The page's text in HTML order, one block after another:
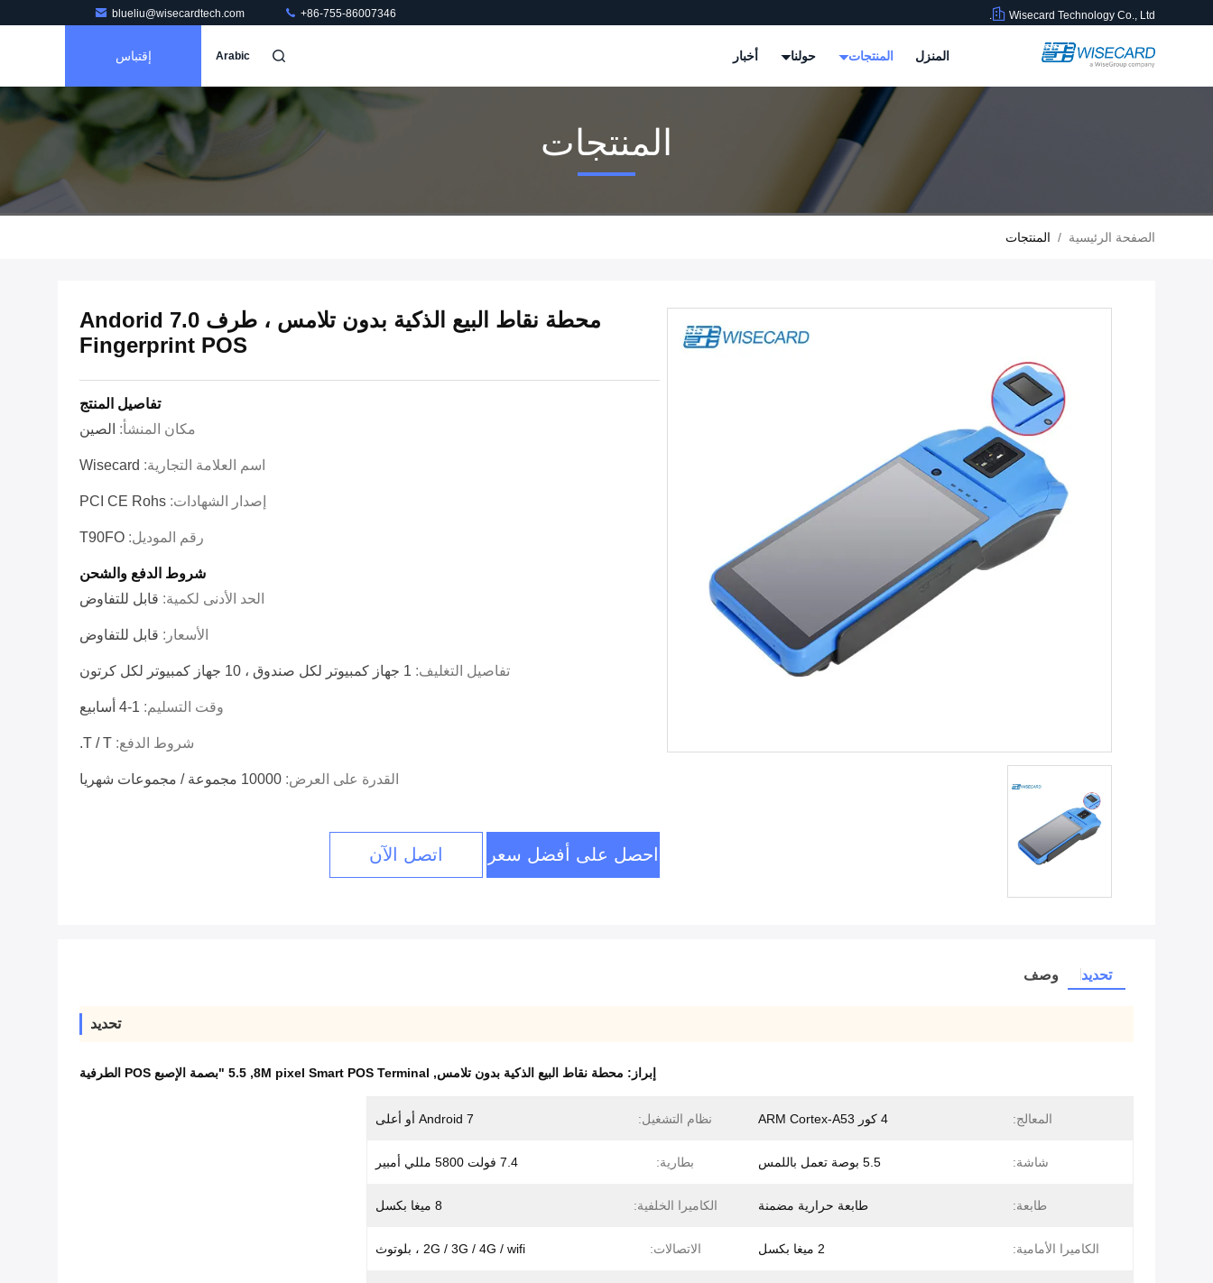
Wisecard Technology Co., Ltd.
blueliu@wisecardtech.com +86-755-86007346
المنزل المنتجات حولنا أخبار Arabic إقتباس
المنتجات
الصفحة الرئيسية / المنتجات
محطة نقاط البيع الذكية بدون تلامس ، طرف Andorid 7.0
Fingerprint POS
تفاصيل المنتج
مكان المنشأ: الصين
اسم العلامة التجارية: Wisecard
إصدار الشهادات: PCI CE Rohs
رقم الموديل: T90FO
شروط الدفع والشحن
الحد الأدنى لكمية: قابل للتفاوض
الأسعار: قابل للتفاوض
تفاصيل التغليف: 1 جهاز كمبيوتر لكل صندوق ، 10 جهاز كمبيوتر لكل كرتون
وقت التسليم: 1-4 أسابيع
شروط الدفع: T / T.
القدرة على العرض: 10000 مجموعة / مجموعات شهريا
احصل على أفضل سعر اتصل الآن
تحديد وصف
تحديد
إبراز: محطة نقاط البيع الذكية بدون تلامس,
8M pixel Smart POS Terminal
, 5.5 "بصمة الإصبع POS الطرفية
المعالج: 4 كور ARM Cortex-A53 نظام التشغيل: Android 7 أو أعلى
شاشة: 5.5 بوصة تعمل باللمس بطارية: 7.4 فولت 5800 مللي أمبير
طابعة: طابعة حرارية مضمنة الكاميرا الخلفية: 8 ميغا بكسل
الكاميرا الأمامية: 2 ميغا بكسل الاتصالات: 2G / 3G / 4G / wifi ، بلوتوث